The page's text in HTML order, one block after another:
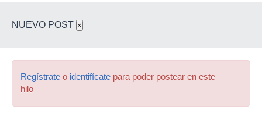
NUEVO POST ×
Regístrate o identifícate para poder postear en este
hilo